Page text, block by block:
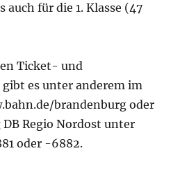
auch für die 1. Klasse (47
Ticket- und
es unter anderem im
brandenburg oder
Regio Nordost unter
oder -6882.